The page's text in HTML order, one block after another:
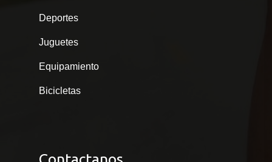
Deportes
Juguetes
Equipamiento
Bicicletas